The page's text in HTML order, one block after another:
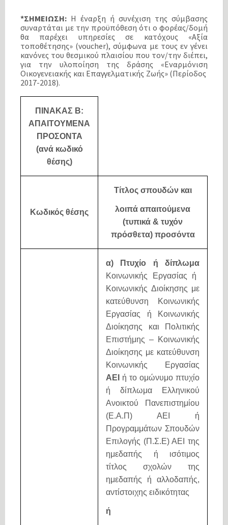
*ΣΗΜΕΙΩΣΗ: Η έναρξη ή συνέχιση της σύμβασης
συναρτάται με την προϋπόθεση ότι ο φορέας/δομή
θα παρέχει υπηρεσίες σε κατόχους «Αξία
τοποθέτησης» (voucher), σύμφωνα με τους εν γένει
κανόνες του θεσμικού πλαισίου που τον/την διέπει,
για την υλοποίηση της δράσης «Εναρμόνιση
Οικογενειακής και Επαγγελματικής Ζωής» (Περίοδος
2017-2018).
ΠΙΝΑΚΑΣ Β:
ΑΠΑΙΤΟΥΜΕΝΑ
ΠΡΟΣΟΝΤΑ
(ανά κωδικό
θέσης)
Κωδικός θέσης
Τίτλος σπουδών και
λοιπά απαιτούμενα
(τυπικά & τυχόν
πρόσθετα) προσόντα
α) Πτυχίο ή δίπλωμα
Κοινωνικής Εργασίας ή
Κοινωνικής Διοίκησης με
κατεύθυνση Κοινωνικής
Εργασίας ή Κοινωνικής
Διοίκησης και Πολιτικής
Επιστήμης – Κοινωνικής
Διοίκησης με κατεύθυνση
Κοινωνικής Εργασίας
ΑΕΙ
ή το ομώνυμο πτυχίο
ή δίπλωμα Ελληνικού
Ανοικτού Πανεπιστημίου
(Ε.Α.Π) ΑΕΙ ή
Προγραμμάτων Σπουδών
Επιλογής (Π.Σ.Ε) ΑΕΙ της
ημεδαπής ή ισότιμος
τίτλος σχολών της
ημεδαπής ή αλλοδαπής,
αντίστοιχης ειδικότητας
ή